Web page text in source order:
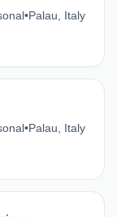
•Palau, Italy
•Palau, Italy